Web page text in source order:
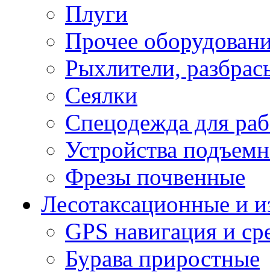
Плуги
Прочее
Рыхлители,
Сеялки
Спецодежда для
Устройства
Фрезы почвенные
Лесотаксационные и
GPS навигация и
Бурава приростные